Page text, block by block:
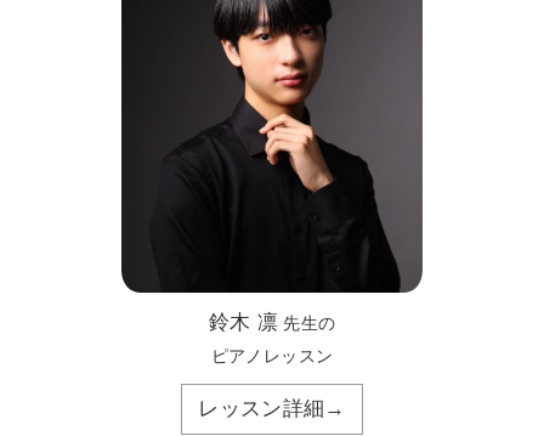
鈴木 凛 先生の
ピアノレッスン
レッスン詳細→